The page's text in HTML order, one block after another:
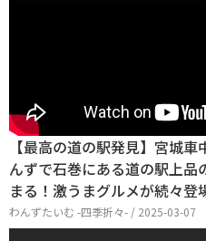
【最高の道の駅発見】宮城
んずで石巻にある道の駅上
まる！激うまグルメが続々登
わんずたいむ -四季折々- / 2025-03-07